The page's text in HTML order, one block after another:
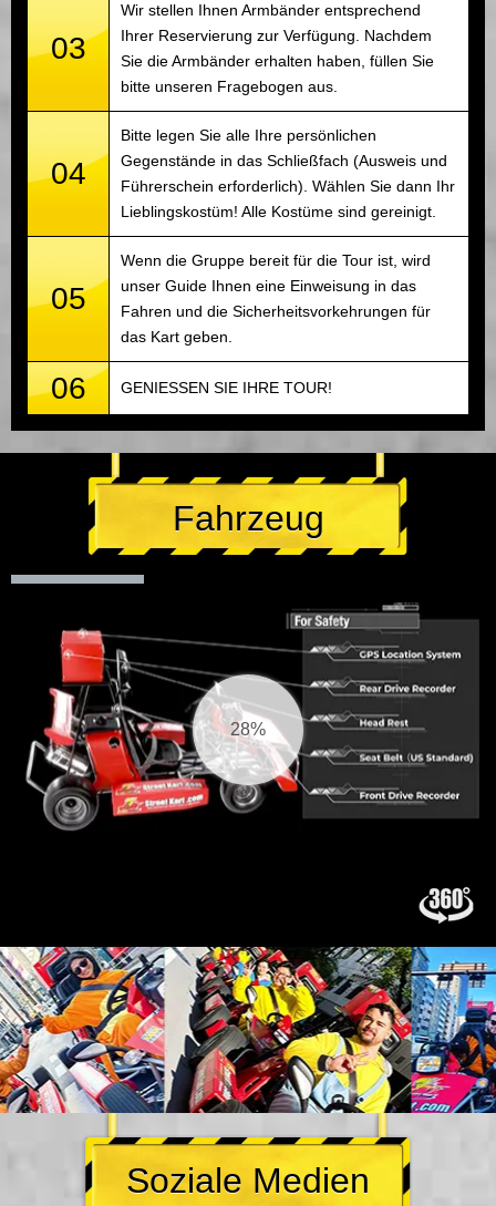
03
Wir stellen Ihnen Armbänder entsprechend
Ihrer Reservierung zur Verfügung. Nachdem
Sie die Armbänder erhalten haben, füllen Sie
bitte unseren Fragebogen aus.
04
Bitte legen Sie alle Ihre persönlichen
Gegenstände in das Schließfach (Ausweis und
Führerschein erforderlich). Wählen Sie dann Ihr
Lieblingskostüm! Alle Kostüme sind gereinigt.
05
Wenn die Gruppe bereit für die Tour ist, wird
unser Guide Ihnen eine Einweisung in das
Fahren und die Sicherheitsvorkehrungen für
das Kart geben.
06 GENIESSEN SIE IHRE TOUR!
Fahrzeug
29%
Soziale Medien